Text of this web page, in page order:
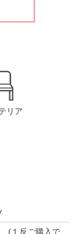
リア
反ご購入で